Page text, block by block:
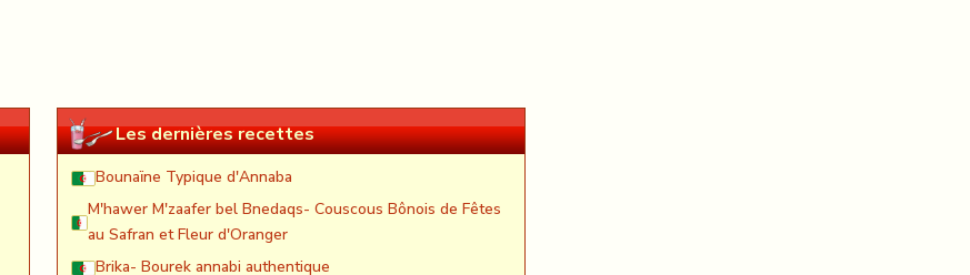
Les dernières recettes
Bounaïne Typique d'Annaba
M'hawer M'zaafer bel Bnedaqs- Couscous Bônois de Fêtes
au Safran et Fleur d'Oranger
Brika- Bourek annabi authentique